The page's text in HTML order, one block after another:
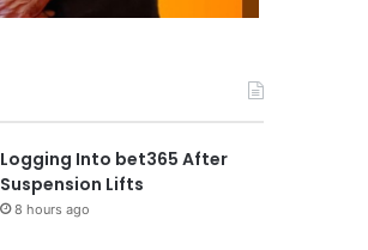
Logging Into bet365 After
Suspension Lifts
8 hours ago